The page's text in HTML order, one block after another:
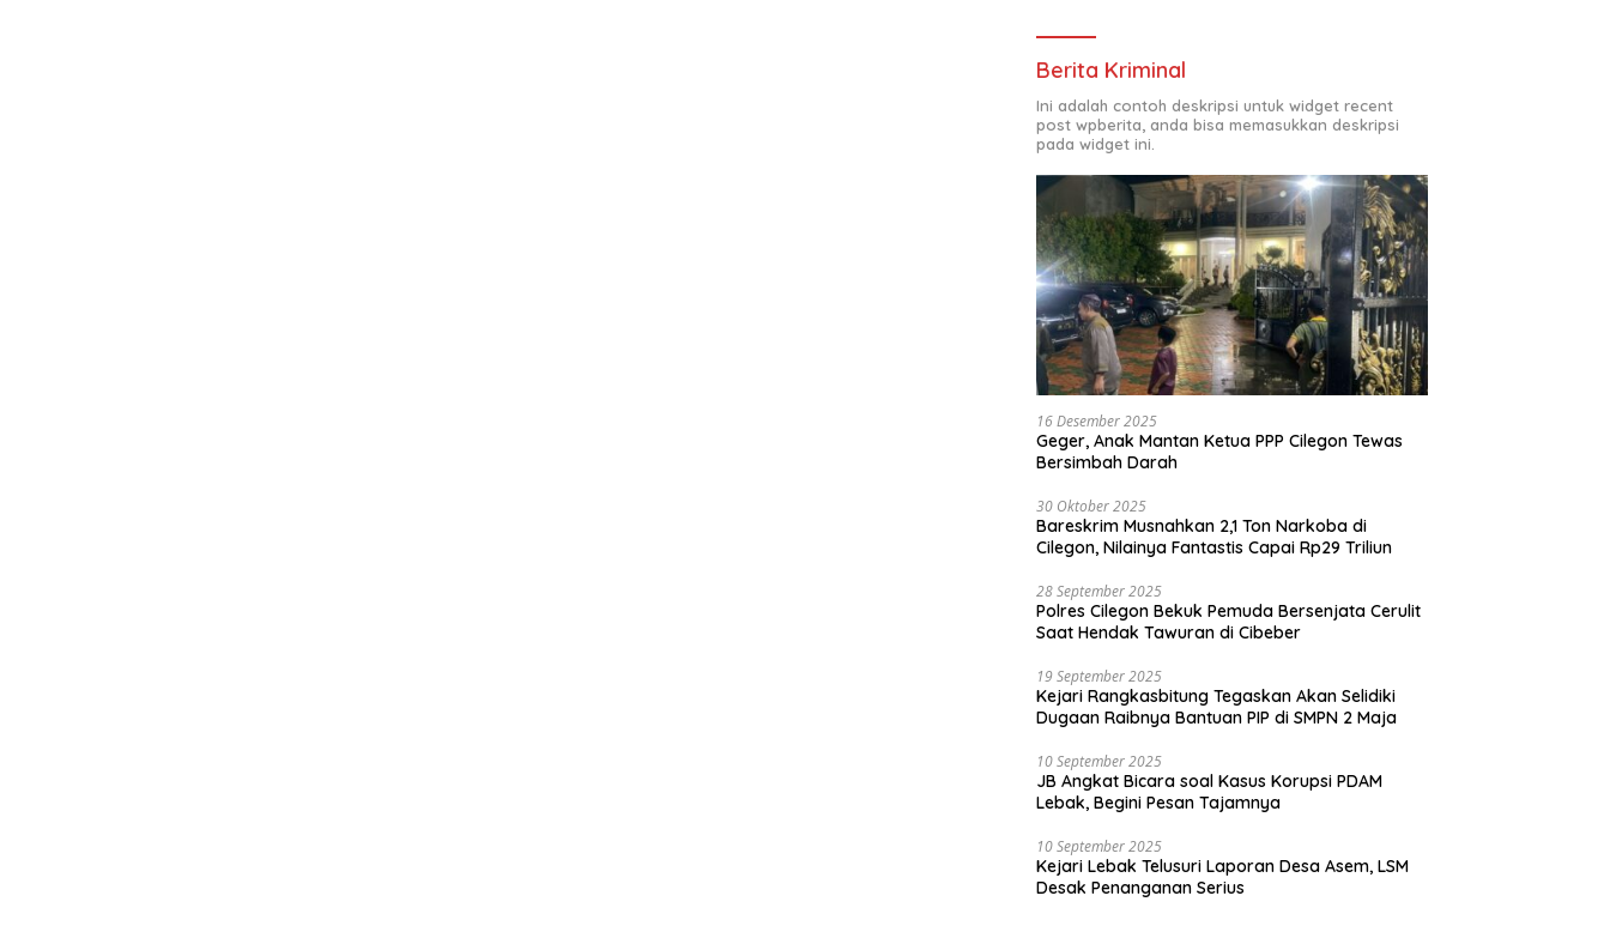
Berita Kriminal
Ini adalah contoh deskripsi untuk widget recent
post wpberita, anda bisa memasukkan deskripsi
pada widget ini.
16 Desember 2025
Geger, Anak Mantan Ketua PPP Cilegon Tewas
Bersimbah Darah
30 Oktober 2025
Bareskrim Musnahkan 2,1 Ton Narkoba di
Cilegon, Nilainya Fantastis Capai Rp29 Triliun
28 September 2025
Polres Cilegon Bekuk Pemuda Bersenjata Cerulit
Saat Hendak Tawuran di Cibeber
19 September 2025
Kejari Rangkasbitung Tegaskan Akan Selidiki
Dugaan Raibnya Bantuan PIP di SMPN 2 Maja
10 September 2025
JB Angkat Bicara soal Kasus Korupsi PDAM
Lebak, Begini Pesan Tajamnya
10 September 2025
Kejari Lebak Telusuri Laporan Desa Asem, LSM
Desak Penanganan Serius